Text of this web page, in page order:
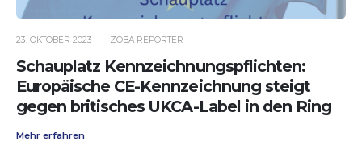
23. OKTOBER 2023 ZOBA REPORTER
Schauplatz Kennzeichnungspflichten:
Europäische CE-Kennzeichnung steigt
gegen britisches UKCA-Label in den Ring
Mehr erfahren